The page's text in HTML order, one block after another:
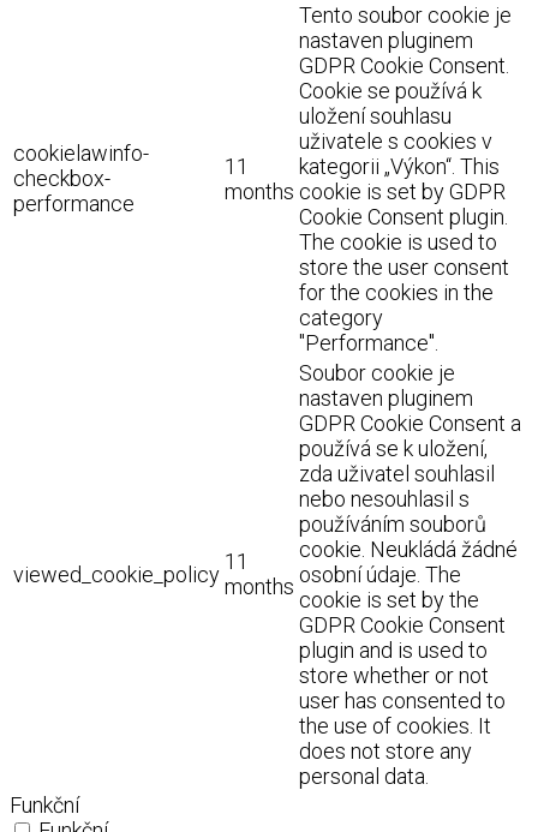
cookielawinfo-
checkbox-
performance
11
months
Tento soubor cookie je
nastaven pluginem
GDPR Cookie Consent.
Cookie se používá k
uložení souhlasu
uživatele s cookies v
kategorii „Výkon“. This
cookie is set by GDPR
Cookie Consent plugin.
The cookie is used to
store the user consent
for the cookies in the
category
"Performance".
viewed_cookie_policy
11
months
Soubor cookie je
nastaven pluginem
GDPR Cookie Consent a
používá se k uložení,
zda uživatel souhlasil
nebo nesouhlasil s
používáním souborů
cookie. Neukládá žádné
osobní údaje. The
cookie is set by the
GDPR Cookie Consent
plugin and is used to
store whether or not
user has consented to
the use of cookies. It
does not store any
personal data.
Funkční